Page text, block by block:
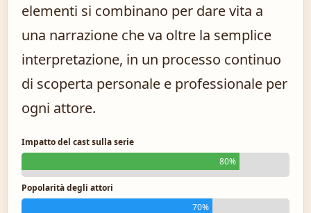
elementi si combinano per dare vita a
una narrazione che va oltre la semplice
interpretazione, in un processo continuo
di scoperta personale e professionale per
ogni attore.
Impatto del cast sulla serie
80%
Popolarità degli attori
70%